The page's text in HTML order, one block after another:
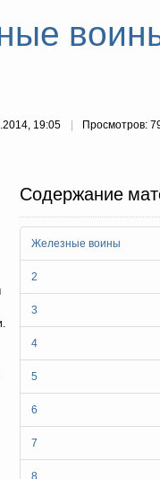
19:05 Просмотров:
Содержание
Железные воины
2
3
4
5
6
7
8